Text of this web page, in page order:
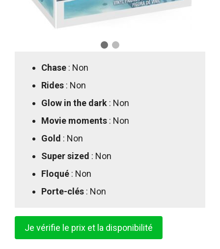
Chase : Non
Rides : Non
Glow in the dark : Non
Movie moments : Non
Gold : Non
Super sized : Non
Floqué : Non
Porte-clés : Non
Je vérifie le prix et la disponibilité